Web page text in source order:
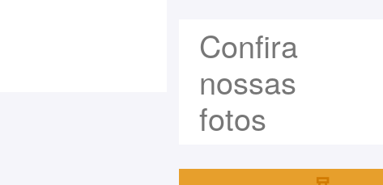
Confira
nossas
fotos